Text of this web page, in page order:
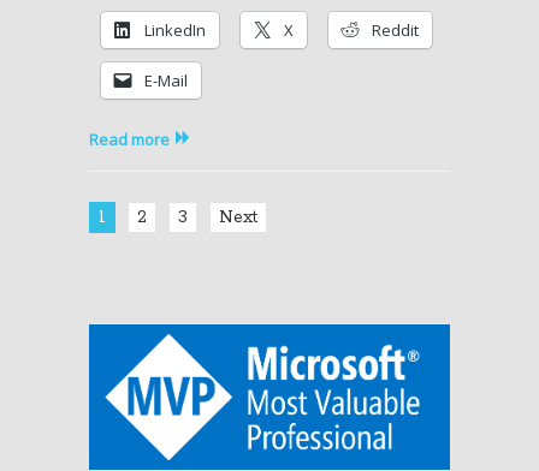
Eindrücke
LinkedIn X Reddit
E-Mail
Read more
1 2 3 Next